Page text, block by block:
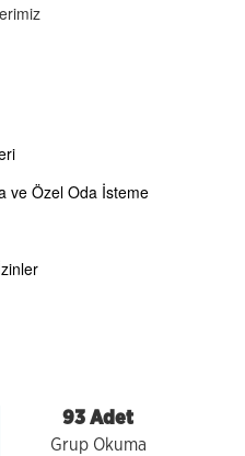
ve Özel Oda İsteme
93 Adet
Grup Okuma